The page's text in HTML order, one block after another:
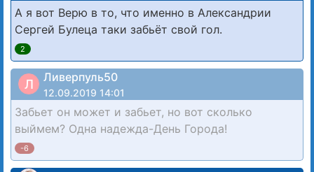
А я вот Верю в то, что именно в Александрии
Сергей Булеца таки забьёт свой гол.
2
Л Ливерпуль50
12.09.2019 14:01
Забьет он может и забьет, но вот сколько
выймем? Одна надежда-День Города!
-6